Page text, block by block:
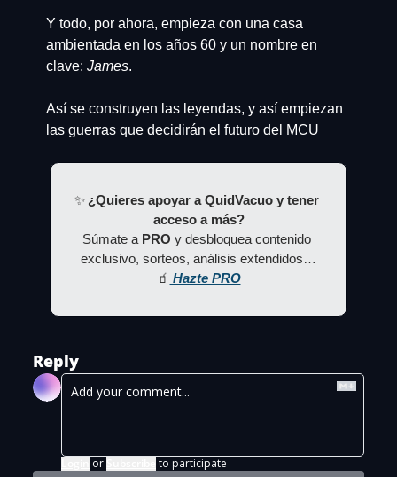
Y todo, por ahora, empieza con una casa
ambientada en los años 60 y un nombre en
clave: James.
Así se construyen las leyendas, y así empiezan
las guerras que decidirán el futuro del MCU
✨ ¿Quieres apoyar a QuidVacuo y tener
acceso a más?
Súmate a PRO y desbloquea contenido
exclusivo, sorteos, análisis extendidos…
🧃 Hazte PRO
Reply
or to participate